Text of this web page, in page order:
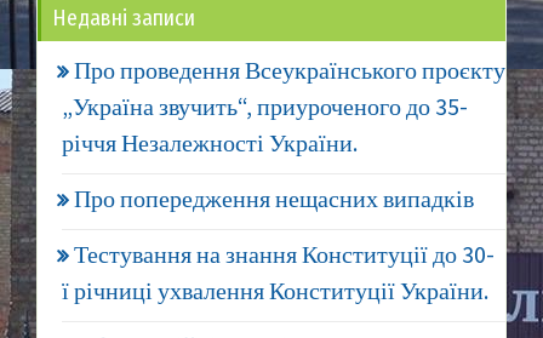
Недавні записи
Про проведення Всеукраїнського проєкту
„Україна звучить“, приуроченого до 35-
річчя Незалежності України.
Про попередження нещасних випадків
Тестування на знання Конституції до 30-
ї річниці ухвалення Конституції України.